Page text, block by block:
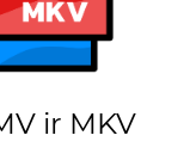
ir MKV